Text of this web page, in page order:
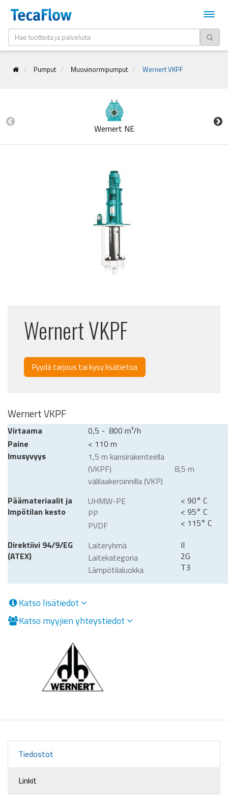
Pumput Muovinormipumput Wernert VKPF
Wernert NE
Wernert VKPF
Pyydä tarjous tai kysy lisätietoa
Wernert VKPF
Virtaama
0,5 - 800 m³/h
Paine
< 110 m
Imusyvyys
1,5 m kansirakenteella
(VKPF) 8,5 m
välilaakeroinnilla (VKP)
Päämateriaalit ja
lmpötilan kesto
UHMW-PE
PP
PVDF
< 90° C
< 95° C
< 115° C
Direktiivi 94/9/EG
(ATEX)
Laiteryhmä
Laitekategoria
Lämpötilaluokka
II
2G
T3
Katso lisätiedot
Katso myyjien yhteystiedot
Tiedostot
Linkit